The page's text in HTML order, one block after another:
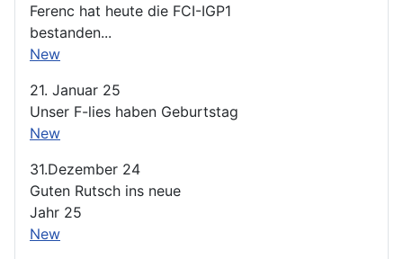
Ferenc hat heute die FCI-IGP1
bestanden...
New
21. Januar 25
Unser F-lies haben Geburtstag
New
31.Dezember 24
Guten Rutsch ins neue
Jahr 25
New